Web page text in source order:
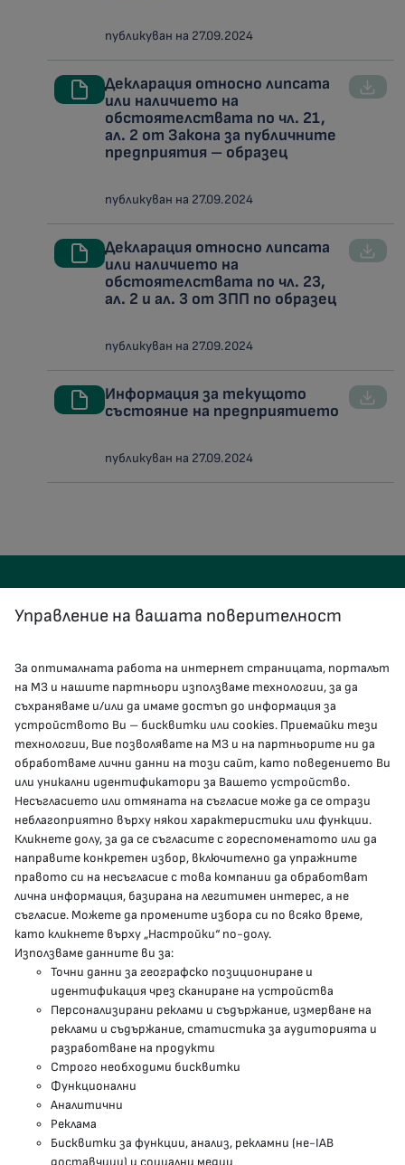
публикуван на 27.09.2024
Декларация относно липсата
или наличието на
обстоятелствата по чл. 21,
ал. 2 от Закона за публичните
предприятия – образец
публикуван на 27.09.2024
Декларация относно липсата
или наличието на
обстоятелствата по чл. 23,
ал. 2 и ал. 3 от ЗПП по образец
публикуван на 27.09.2024
Информация за текущото
състояние на предприятието
публикуван на 27.09.2024
КОНТАКТИ
гр.София, 1000, пл. „Света Неделя“ №5
delovodstvo@mh.government.bg
presscenter@mh.government.bg
МЗ В СОЦИАЛНИТЕ МРЕЖИ
Facebook страница
Instragram профил
YouTube канал
Threads профил
Карта на сайта
Бисквитки
Условия за използване
Управление на вашата поверителност
За оптималната работа на интернет страницата, порталът
на МЗ и нашите партньори използваме технологии, за да
съхраняваме и/или да имаме достъп до информация за
устройството Ви – бисквитки или cookies. Приемайки тези
технологии, Вие позволявате на МЗ и на партньорите ни да
обработваме лични данни на този сайт, като поведението Ви
или уникални идентификатори за Вашето устройство.
Несъгласието или отмяната на съгласие може да се отрази
неблагоприятно върху някои характеристики или функции.
Кликнете долу, за да се съгласите с гореспоменатото или да
направите конкретен избор, включително да упражните
правото си на несъгласие с това компании да обработват
лична информация, базирана на легитимен интерес, а не
съгласие. Можете да промените избора си по всяко време,
като кликнете върху „Настройки“ по-долу.
Използваме данните ви за:
Точни данни за географско позициониране и
идентификация чрез сканиране на устройства
Персонализирани реклами и съдържание, измерване на
реклами и съдържание, статистика за аудиторията и
разработване на продукти
Строго необходими бисквитки
Функционални
Аналитични
Реклама
Бисквитки за функции, анализ, рекламни (не-IAB
доставчици) и социални медии